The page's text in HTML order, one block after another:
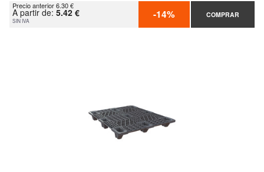
Precio anterior 6.30 €
A partir de: 5.42 €
SIN IVA -14% COMPRAR